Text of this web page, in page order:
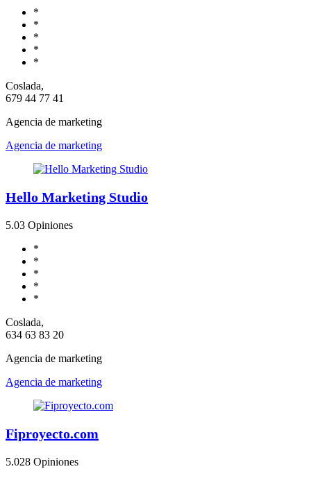
*
*
*
*
*
Coslada,
679 44 77 41
Agencia de marketing
Agencia de marketing
Hello Marketing Studio
5.03 Opiniones
*
*
*
*
*
Coslada,
634 63 83 20
Agencia de marketing
Agencia de marketing
Fiproyecto.com
5.028 Opiniones